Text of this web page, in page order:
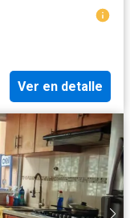
Ver en detalle